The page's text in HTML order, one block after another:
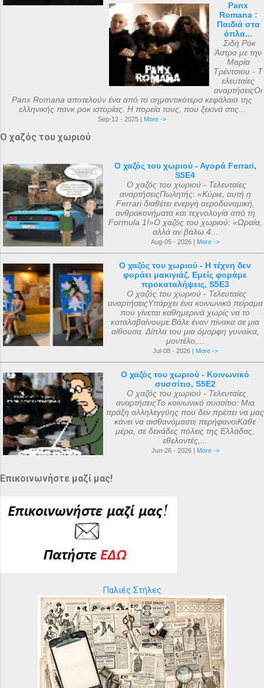
Panx
Romana :
Παιδιά στα
όπλα...
Σιδή Ρόκ
Άστρο με την
Μαρία
Τρέντσιου - Τ
ελευταίες
αναρτήσειςΟι
Panx Romana αποτελούν ένα από τα σημαντικότερα κεφάλαια της
ελληνικής πανκ ροκ ιστορίας. Η πορεία τους, που ξεκινά στις...
Sep-12 - 2025 | More ->
Ο χαζός του χωριού
Ο χαζός του χωριού - Αγορά Ferrari,
S5E4
Ο χαζός του χωριού - Τελευταίες
αναρτήσειςΠωλητής: «Κύριε, αυτή η
Ferrari διαθέτει ενεργή αεροδυναμική,
ανθρακονήματα και τεχνολογία από τη
Formula 1!»Ο χαζός του χωριού: «Ωραία,
αλλά αν βάλω 4...
Aug-05 - 2026 | More ->
Ο χαζός του χωριού - Η τέχνη δεν
φοράει μακιγιάζ. Εμείς φοράμε
προκαταλήψεις, S5E3
Ο χαζός του χωριού - Τελευταίες
αναρτήσειςΥπάρχει ένα κοινωνικό πείραμα
που γίνεται καθημερινά χωρίς να το
καταλαβαίνουμε.Βάλε έναν πίνακα σε μια
αίθουσα. Δίπλα του μια όμορφη γυναίκα,
μοντέλο,...
Jul-08 - 2026 | More ->
Ο χαζός του χωριού - Κοινωνικό
συσσίτιο, S5E2
Ο χαζός του χωριού - Τελευταίες
αναρτήσειςΤο κοινωνικό συσσίτιο: Μια
πράξη αλληλεγγύης που δεν πρέπει να μας
κάνει να αισθανόμαστε περήφανοιΚάθε
μέρα, σε δεκάδες πόλεις της Ελλάδας,
εθελοντές,...
Jun-26 - 2026 | More ->
Επικοινωνήστε μαζί μας!
Παλιές Στήλες